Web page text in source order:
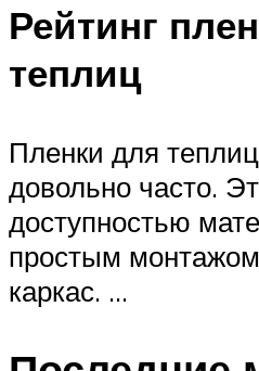
Рейтинг
теплиц
Пленки для
довольно часто.
доступностью
простым
каркас. …